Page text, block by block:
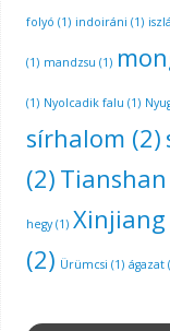
folyó (1) indoiráni (1)
(1) mandzsu (1)
(1) Nyolcadik falu (1)
sírhalom (2)
(2) Tianshan
hegy(1) Xinjiang
(2) Ürümcsi (1) ágazat